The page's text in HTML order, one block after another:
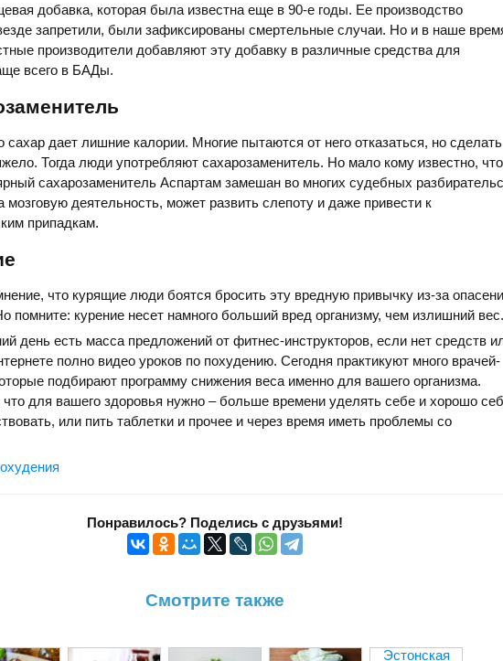
добавка, которая была известна еще в 90-е годы. Ее производство
запретили, были зафиксированы смертельные случаи. Но и в наше
производители добавляют эту добавку в различные средства для
всего в БАДы.
сахар дает лишние калории. Многие пытаются от него отказаться, но сделать
Тогда люди употребляют сахарозаменитель. Но мало кому известно, что
сахарозаменитель Аспартам замешан во многих судебных
мозговую деятельность, может развить слепоту и даже привести к
припадкам.
что курящие люди боятся бросить эту вредную привычку из-за
помните: курение несет намного больший вред организму, чем излишний вес.
день есть масса предложений от фитнес-инструкторов, если нет средств
полно видео уроков по похудению. Сегодня практикуют много врачей-
подбирают программу снижения веса именно для вашего организма.
для вашего здоровья нужно – больше времени уделять себе и хорошо
или пить таблетки и прочее и через время иметь проблемы со
Понравилось? Поделись с друзьями!
Смотрите также
Эстонская